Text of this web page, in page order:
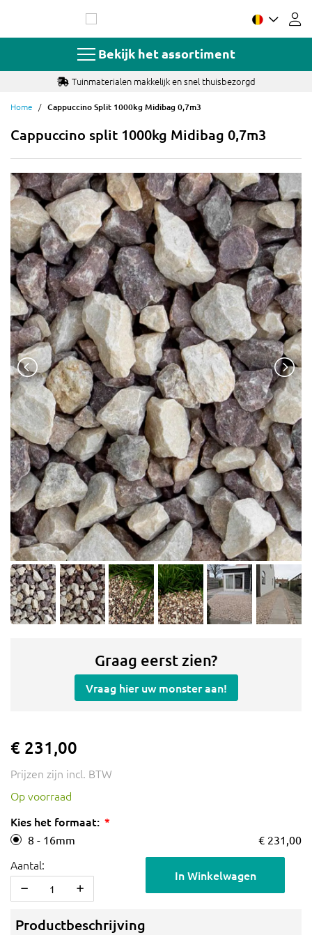
de
Bekijk het assortiment
Tuinmaterialen makkelijk en snel thuisbezorgd
Home Cappuccino Split 1000kg Midibag 0,7m3
Cappuccino split 1000kg Midibag 0,7m3
Graag eerst zien?
Vraag hier uw monster aan!
€ 231,00
Prijzen zijn incl. BTW
Op voorraad
Kies het formaat:
8 - 16mm € 231,00
Aantal:
In Winkelwagen
Productbeschrijving